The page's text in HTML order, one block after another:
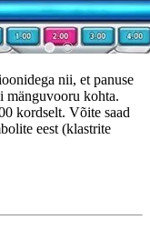
nii, et panuse
mänguvooru kohta.
kordselt. Võite saad
eest (klastrite